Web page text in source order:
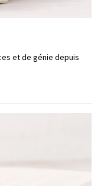
et de génie depuis